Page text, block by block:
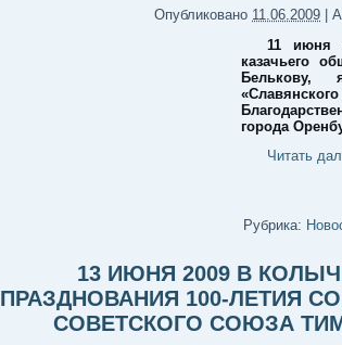
Опубликовано 11.06.2009
11 июня
казачьего
Белькову,
города
Читать
Рубрика:
13 ИЮНЯ 2009 В
ПРАЗДНОВАНИЯ 100-ЛЕТИЯ
СОВЕТСКОГО СОЮЗА